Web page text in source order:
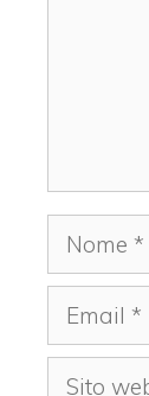
Nome
Email
Sito